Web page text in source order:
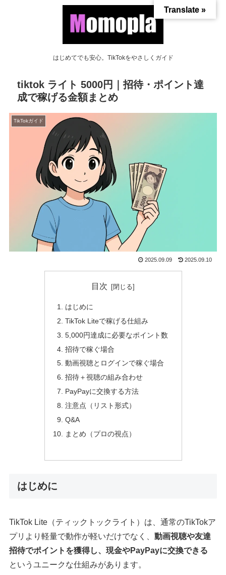
はじめてでも安心。TikTokをやさしくガイド
tiktok ライト 5000円｜招待・ポイント達
成で稼げる金額まとめ
TikTokガイド
2025.09.09 2025.09.10
目次
はじめに
TikTok Liteで稼げる仕組み
5,000円達成に必要なポイント数
招待で稼ぐ場合
動画視聴とログインで稼ぐ場合
招待＋視聴の組み合わせ
PayPayに交換する方法
注意点（リスト形式）
Q&A
まとめ（プロの視点）
はじめに
TikTok Lite（ティックトックライト）は、通常のTikTokア
プリより軽量で動作が軽いだけでなく、動画視聴や友達
招待でポイントを獲得し、現金やPayPayに交換できる
というユニークな仕組みがあります。
Translate »